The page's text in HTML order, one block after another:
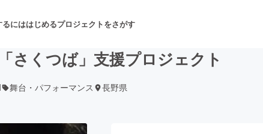
るにははじめるプロジェクトをさがす
さくつば」支援プロジェクト
舞台・パフォーマンス 長野県